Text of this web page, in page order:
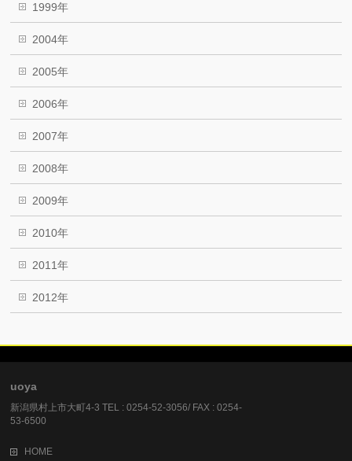
1999年
2004年
2005年
2006年
2007年
2008年
2009年
2010年
2011年
2012年
uoya
新潟県村上市大町4-3 TEL : 0254-52-3056/ FAX : 0254-
53-6500
HOME